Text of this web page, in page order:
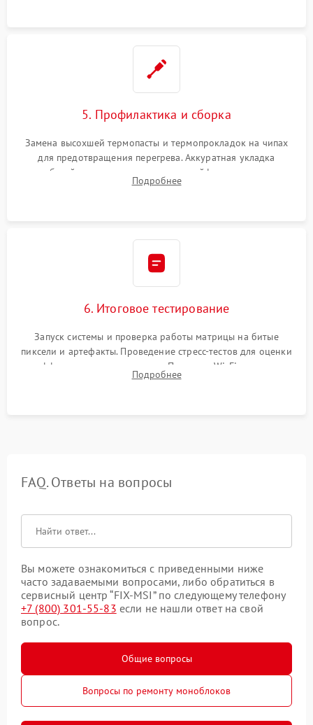
5. Профилактика и сборка
Замена высохшей термопасты и термопрокладок на чипах
для предотвращения перегрева. Аккуратная укладка
кабелей, подключение хрупких шлейфов матрицы и
надежная фиксация всех элементов внутри корпуса
Подробнее
6. Итоговое тестирование
Запуск системы и проверка работы матрицы на битые
пиксели и артефакты. Проведение стресс-тестов для оценки
эффективности охлаждения. Проверка Wi-Fi, камеры,
микрофона и всех портов перед выдачей устройства.
Подробнее
FAQ. Ответы на вопросы
Вы можете ознакомиться с приведенными ниже
часто задаваемыми вопросами, либо обратиться в
сервисный центр “FIX-MSI” по следующему телефону
+7 (800) 301-55-83 если не нашли ответ на свой
вопрос.
Общие вопросы
Вопросы по ремонту моноблоков